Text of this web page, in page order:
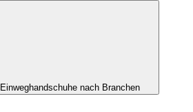
Einweghandschuhe nach Branchen